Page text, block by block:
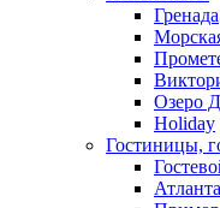
Гренада
Озеро
Holiday
Гостиницы,
Атланта